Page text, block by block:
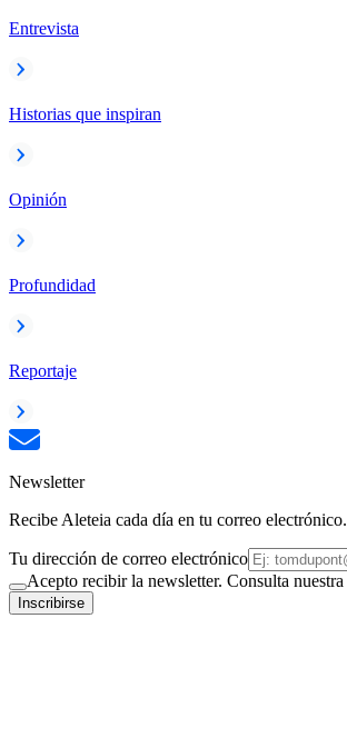
Entrevista
Historias que inspiran
Opinión
Profundidad
Reportaje
Newsletter
Recibe Aleteia cada día en tu correo electrónico.
Tu dirección de correo electrónico
Acepto recibir la newsletter. Consulta nuestra
Inscribirse